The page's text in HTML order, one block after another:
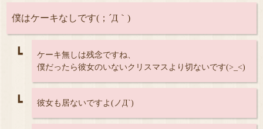
僕はケーキなしです(；´Д｀)
┗
ケーキ無しは残念ですね、
僕だったら彼女のいないクリスマスより切ないです(>_<)
┗ 彼女も居ないですよ(ノД`)